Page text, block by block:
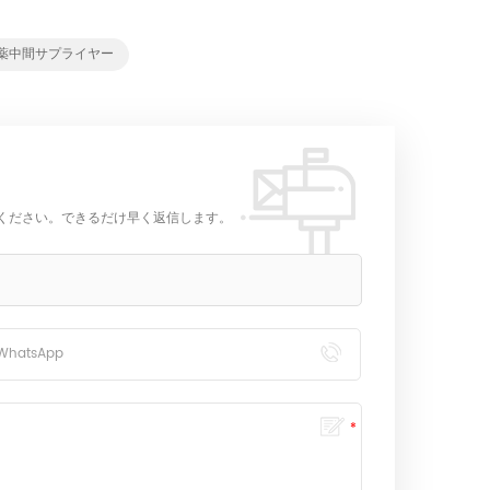
中間サプライヤー
さい。できるだけ早く返信します。